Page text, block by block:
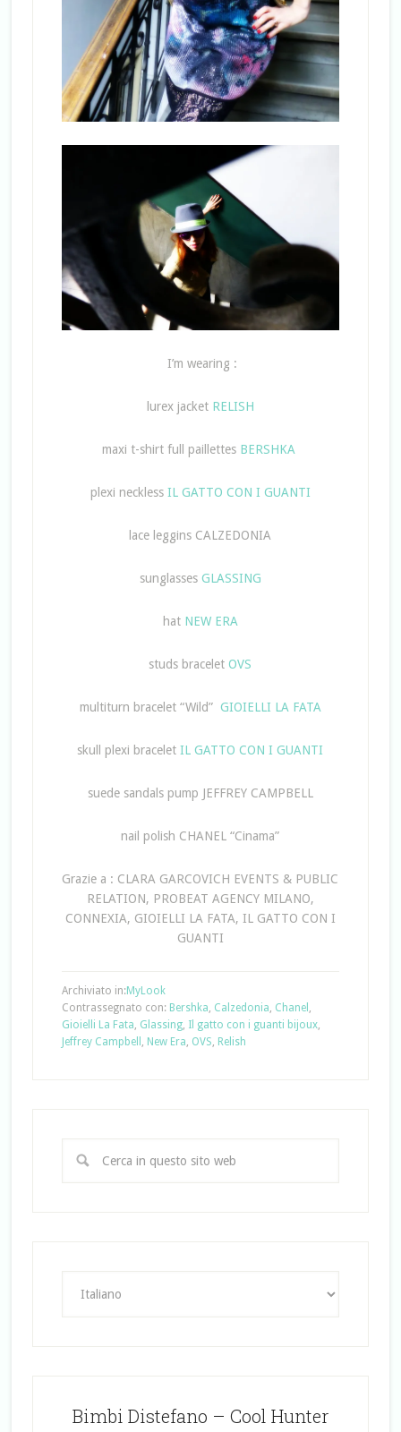
I’m wearing :
lurex jacket RELISH
maxi t-shirt full paillettes BERSHKA
plexi neckless IL GATTO CON I GUANTI
lace leggins CALZEDONIA
sunglasses GLASSING
hat NEW ERA
studs bracelet OVS
multiturn bracelet “Wild” GIOIELLI LA FATA
skull plexi braceletIL GATTO CON I GUANTI
suede sandals pump JEFFREY CAMPBELL
nail polish CHANEL “Cinama”
Grazie a : CLARA GARCOVICH EVENTS & PUBLIC
RELATION, PROBEAT AGENCY MILANO,
CONNEXIA, GIOIELLI LA FATA, IL GATTO CON I
GUANTI
Archiviato in:MyLook
Contrassegnato con: Bershka, Calzedonia, Chanel ,
Gioielli La Fata, Glassing, Il gatto con i guanti bijoux,
Jeffrey Campbell , New Era, OVS, Relish
Bimbi Distefano – Cool Hunter